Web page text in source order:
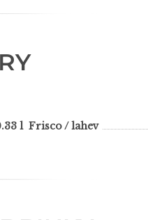
l Frisco / lahev